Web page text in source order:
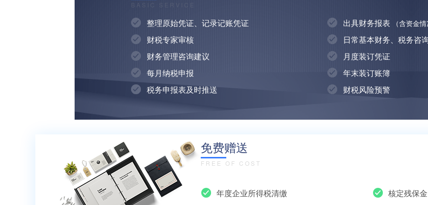
BASIC SERVICE
整理原始凭证、记录记账凭证
财税专家审核
财务管理咨询建议
每月纳税申报
税务申报表及时推送
出具财务报表 （含资金
日常基本财务、税务咨
月度装订凭证
年末装订账簿
财税风险预警
免费赠送
FREE OF COST
年度企业所得税清缴
核定残保金